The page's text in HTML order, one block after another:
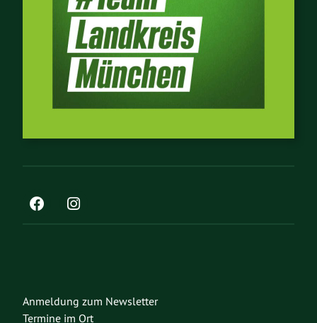
Anmeldung zum Newsletter
Termine im Ort